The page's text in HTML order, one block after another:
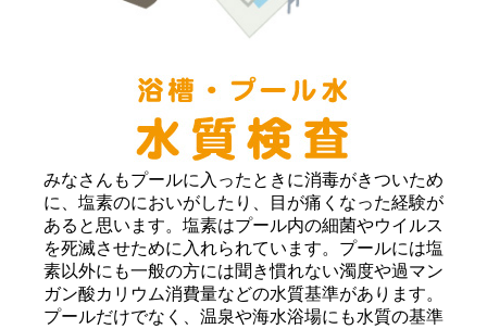
みなさんもプールに入ったときに消毒がきついため
に、塩素のにおいがしたり、目が痛くなった経験が
あると思います。塩素はプール内の細菌やウイルス
を死滅させために入れられています。プールには塩
素以外にも一般の方には聞き慣れない濁度や過マン
ガン酸カリウム消費量などの水質基準があります。
プールだけでなく、温泉や海水浴場にも水質の基準